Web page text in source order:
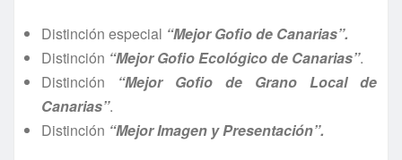
Distinción especial “Mejor Gofio de Canarias”.
Distinción “Mejor Gofio Ecológico de Canarias”.
Distinción “Mejor Gofio de Grano Local de
Canarias”.
Distinción “Mejor Imagen y Presentación”.